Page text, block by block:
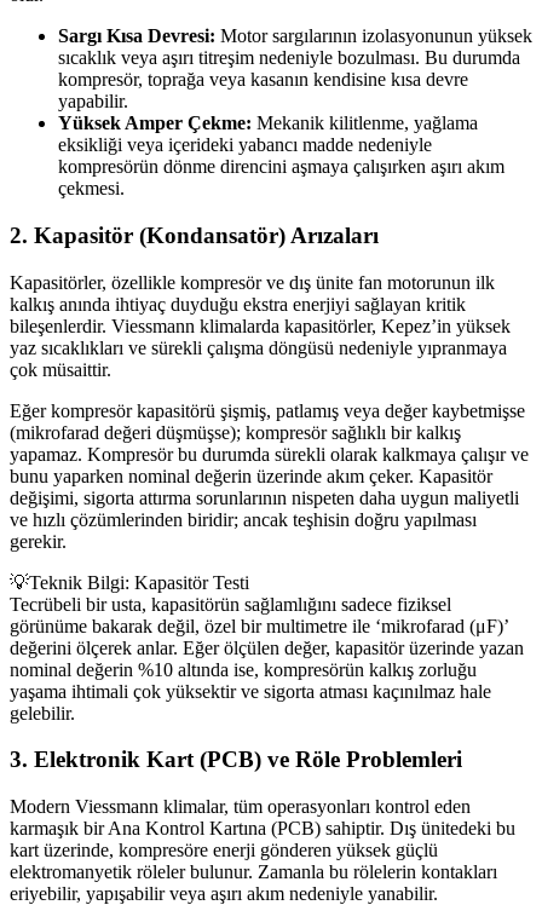
Sargı Kısa Devresi: Motor sargılarının izolasyonunun yüksek
sıcaklık veya aşırı titreşim nedeniyle bozulması. Bu durumda
kompresör, toprağa veya kasanın kendisine kısa devre
yapabilir.
Yüksek Amper Çekme: Mekanik kilitlenme, yağlama
eksikliği veya içerideki yabancı madde nedeniyle
kompresörün dönme direncini aşmaya çalışırken aşırı akım
çekmesi.
2. Kapasitör (Kondansatör) Arızaları
Kapasitörler, özellikle kompresör ve dış ünite fan motorunun ilk
kalkış anında ihtiyaç duyduğu ekstra enerjiyi sağlayan kritik
bileşenlerdir. Viessmann klimalarda kapasitörler, Kepez’in yüksek
yaz sıcaklıkları ve sürekli çalışma döngüsü nedeniyle yıpranmaya
çok müsaittir.
Eğer kompresör kapasitörü şişmiş, patlamış veya değer kaybetmişse
(mikrofarad değeri düşmüşse); kompresör sağlıklı bir kalkış
yapamaz. Kompresör bu durumda sürekli olarak kalkmaya çalışır ve
bunu yaparken nominal değerin üzerinde akım çeker. Kapasitör
değişimi, sigorta attırma sorunlarının nispeten daha uygun maliyetli
ve hızlı çözümlerinden biridir; ancak teşhisin doğru yapılması
gerekir.
💡Teknik Bilgi: Kapasitör Testi
Tecrübeli bir usta, kapasitörün sağlamlığını sadece fiziksel
görünüme bakarak değil, özel bir multimetre ile ‘mikrofarad (μF)’
değerini ölçerek anlar. Eğer ölçülen değer, kapasitör üzerinde yazan
nominal değerin %10 altında ise, kompresörün kalkış zorluğu
yaşama ihtimali çok yüksektir ve sigorta atması kaçınılmaz hale
gelebilir.
3. Elektronik Kart (PCB) ve Röle Problemleri
Modern Viessmann klimalar, tüm operasyonları kontrol eden
karmaşık bir Ana Kontrol Kartına (PCB) sahiptir. Dış ünitedeki bu
kart üzerinde, kompresöre enerji gönderen yüksek güçlü
elektromanyetik röleler bulunur. Zamanla bu rölelerin kontakları
eriyebilir, yapışabilir veya aşırı akım nedeniyle yanabilir.